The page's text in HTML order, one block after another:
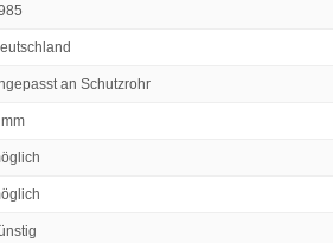
an Schutzrohr